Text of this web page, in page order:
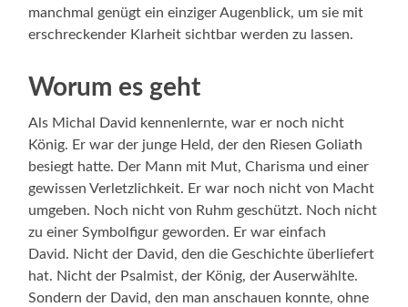
manchmal genügt ein einziger Augenblick, um sie mit
erschreckender Klarheit sichtbar werden zu lassen.
Worum es geht
Als Michal David kennenlernte, war er noch nicht
König. Er war der junge Held, der den Riesen Goliath
besiegt hatte. Der Mann mit Mut, Charisma und einer
gewissen Verletzlichkeit. Er war noch nicht von Macht
umgeben. Noch nicht von Ruhm geschützt. Noch nicht
zu einer Symbolfigur geworden. Er war einfach
David. Nicht der David, den die Geschichte überliefert
hat. Nicht der Psalmist, der König, der Auserwählte.
Sondern der David, den man anschauen konnte, ohne